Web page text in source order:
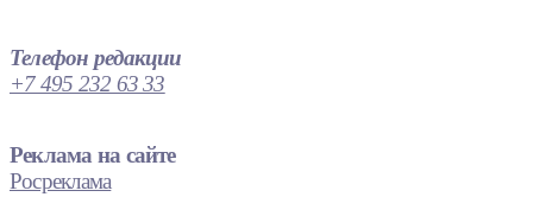
Телефон редакции
+7 495 232 63 33
Реклама на сайте
Росреклама